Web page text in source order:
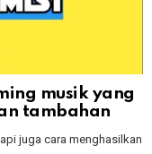
musik yang
tambahan
juga cara menghasilkan